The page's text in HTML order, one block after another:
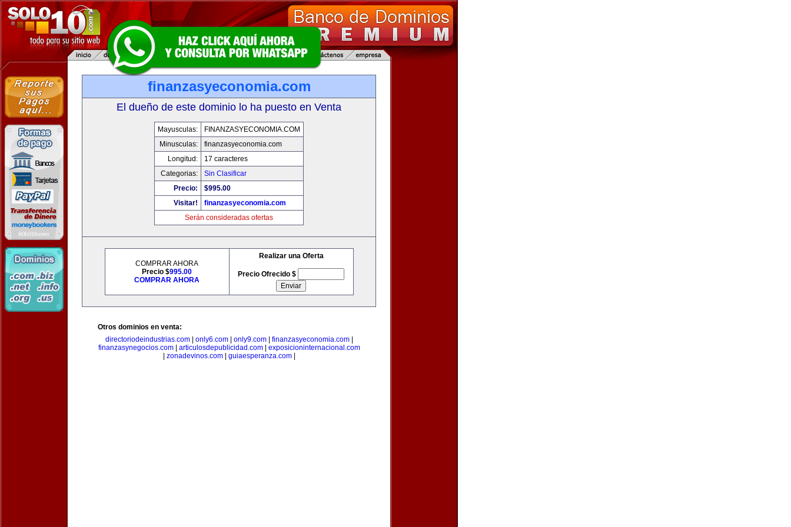
finanzasyeconomia.com
El dueño de este dominio lo ha puesto en Venta
Mayusculas:
FINANZASYECONOMIA.COM
Minusculas:
finanzasyeconomia.com
Longitud:
17 caracteres
Categorias:
Sin Clasificar
Precio:
$995.00
Visitar!
finanzasyeconomia.com
Serán consideradas ofertas
COMPRAR AHORA
Precio $995.00
COMPRAR AHORA
Realizar una Oferta
Precio Ofrecido $
Otros dominios en venta:
directoriodeindustrias.com| only6.com| only9.com| finanzasyeconomia.com|
finanzasynegocios.com| articulosdepublicidad.com| exposicioninternacional.com
zonadevinos.com| guiaesperanza.com|